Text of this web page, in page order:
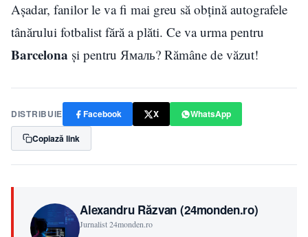
Așadar, fanilor le va fi mai greu să obțină autografele
tânărului fotbalist fără a plăti. Ce va urma pentru
Barcelona și pentru Ямаль? Rămâne de văzut!
DISTRIBUIE Facebook X
WhatsApp
Copiază link
Alexandru Răzvan (24monden.ro)
Jurnalist 24monden.ro